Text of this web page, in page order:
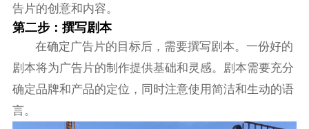
告片的创意和内容。
第二步：撰写剧本
在确定广告片的目标后，需要撰写剧本。一份好的
剧本将为广告片的制作提供基础和灵感。剧本需要充分
确定品牌和产品的定位，同时注意使用简洁和生动的语
言。